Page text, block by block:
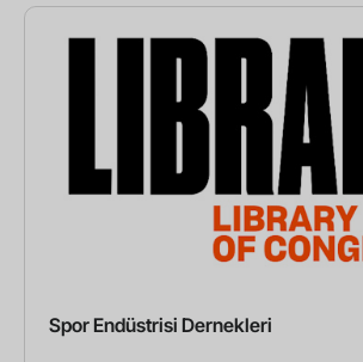
Spor Endüstrisi Dernekleri